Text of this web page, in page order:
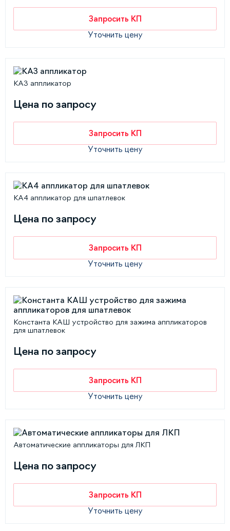
Запросить КП
Уточнить цену
КА3 аппликатор
Цена по запросу
Запросить КП
Уточнить цену
КА4 аппликатор для шпатлевок
Цена по запросу
Запросить КП
Уточнить цену
Константа КАШ устройство для зажима аппликаторов
для шпатлевок
Цена по запросу
Запросить КП
Уточнить цену
Автоматические аппликаторы для ЛКП
Цена по запросу
Запросить КП
Уточнить цену